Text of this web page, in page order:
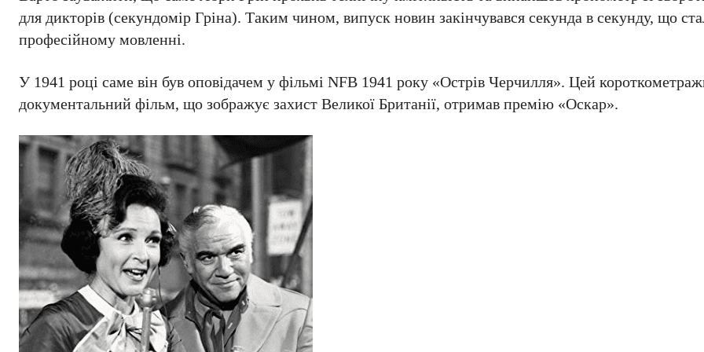
для дикторів (секундомір Гріна). Таким чином, випуск новин закінчувався секунда в секунду, що
професійному мовленні.
У 1941 році саме він був оповідачем у фільмі NFB 1941 року «Острів Черчилля». Цей
документальний фільм, що зображує захист Великої Британії, отримав премію «Оскар».